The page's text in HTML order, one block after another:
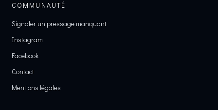
COMMUNAUTÉ
Signaler un pressage manquant
Instagram
Facebook
Contact
Mentions légales